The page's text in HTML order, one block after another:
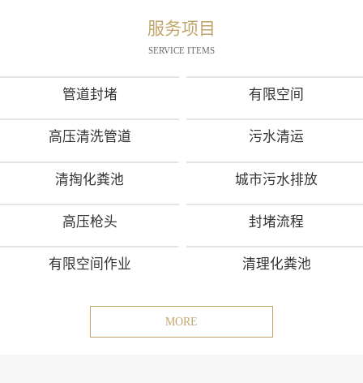
服务项目
SERVICE ITEMS
管道封堵 有限空间
高压清洗管道 污水清运
清掏化粪池 城市污水排放
高压枪头 封堵流程
有限空间作业 清理化粪池
MORE